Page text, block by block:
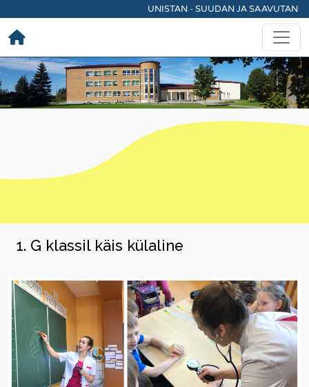
UNISTAN - SUUDAN JA SAAVUTAN
1. G klassil käis külaline